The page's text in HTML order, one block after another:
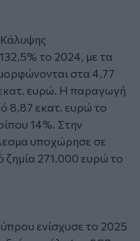
Κάλυψης
το 2024, με τα
στα 4,77
εκατ. ευρώ. Η παραγωγή
8,87 εκατ. ευρώ το
14%. Στην
υποχώρησε σε
ζημία 271.000 ευρώ το
ενίσχυσε το 2025